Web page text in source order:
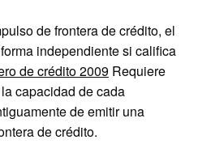
de frontera de crédito, el
independiente si califica
de crédito 2009 Requiere
capacidad de cada
de emitir una
de crédito.